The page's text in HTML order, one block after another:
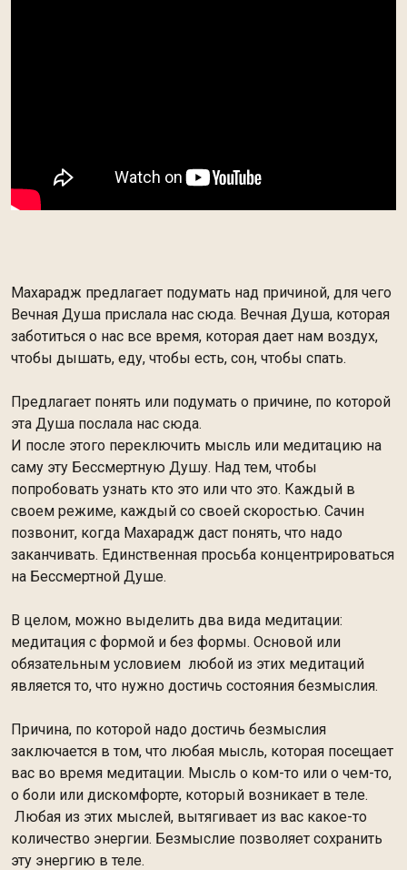
Махарадж предлагает подумать над причиной, для чего
Вечная Душа прислала нас сюда. Вечная Душа, которая
заботиться о нас все время, которая дает нам воздух,
чтобы дышать, еду, чтобы есть, сон, чтобы спать.
Предлагает понять или подумать о причине, по которой
эта Душа послала нас сюда.
И после этого переключить мысль или медитацию на
саму эту Бессмертную Душу. Над тем, чтобы
попробовать узнать кто это или что это. Каждый в
своем режиме, каждый со своей скоростью. Сачин
позвонит, когда Махарадж даст понять, что надо
заканчивать. Единственная просьба концентрироваться
на Бессмертной Душе.
В целом, можно выделить два вида медитации:
медитация с формой и без формы. Основой или
обязательным условием любой из этих медитаций
является то, что нужно достичь состояния безмыслия.
Причина, по которой надо достичь безмыслия
заключается в том, что любая мысль, которая посещает
вас во время медитации. Мысль о ком-то или о чем-то,
о боли или дискомфорте, который возникает в теле.
Любая из этих мыслей, вытягивает из вас какое-то
количество энергии. Безмыслие позволяет сохранить
эту энергию в теле.